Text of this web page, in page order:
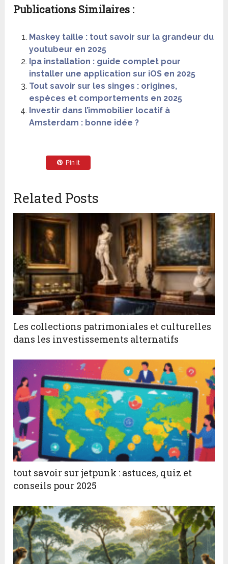
Publications Similaires :
Maskey taille : tout savoir sur la grandeur du
youtubeur en 2025
Ipa installation : guide complet pour
installer une application sur iOS en 2025
Tout savoir sur les singes : origines,
espèces et comportements en 2025
Investir dans l’immobilier locatif à
Amsterdam : bonne idée ?
Pin it
Related Posts
Les collections patrimoniales et culturelles
dans les investissements alternatifs
tout savoir sur jetpunk : astuces, quiz et
conseils pour 2025